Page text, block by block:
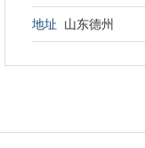
地址 山东德州